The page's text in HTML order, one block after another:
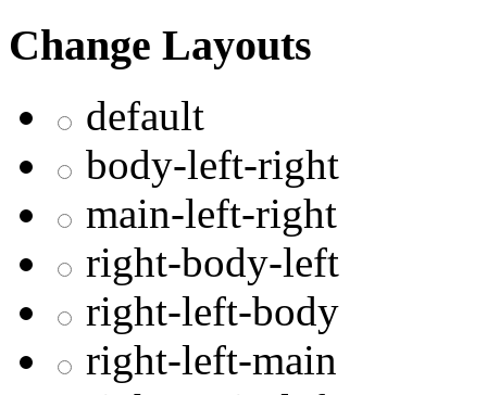
Change Layouts
default
body-left-right
main-left-right
right-body-left
right-left-body
right-left-main